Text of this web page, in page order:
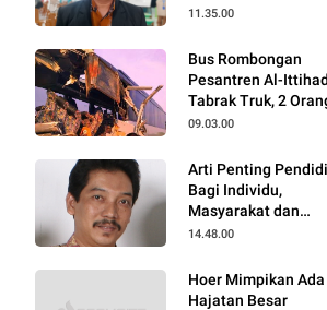
Merugikan Sekolah
11.35.00
Bus Rombongan
Pesantren Al-Ittihad
Tabrak Truk, 2
Meninggal Dunia
09.03.00
Arti Penting
Bagi Individu,
Masyarakat dan
Negara
14.48.00
Hoer Mimpikan Ada
Hajatan Besar